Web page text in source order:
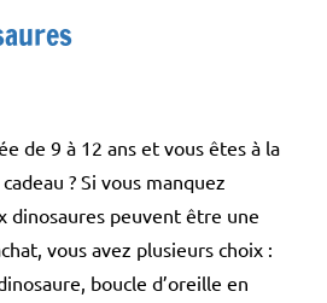
de 9 à 12 ans et vous êtes à la
? Si vous manquez
dinosaures peuvent être une
vous avez plusieurs choix :
boucle d’oreille en